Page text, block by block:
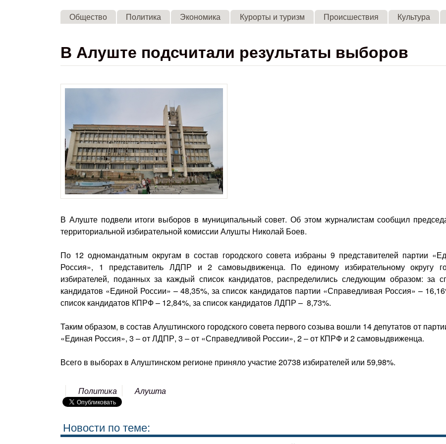
Skip to main content
Общество Политика Экономика Курорты и туризм Происшествия Культура
В Алуште подсчитали результаты выборов
В Алуште подвели итоги выборов в муниципальный совет. Об этом журналистам сообщил
территориальной избирательной комиссии Алушты Николай Боев.
По 12 одномандатным округам в состав городского совета избраны 9 представителей партии
Россия», 1 представитель ЛДПР и 2 самовыдвиженца. По единому избирательному округу
избирателей, поданных за каждый список кандидатов, распределились следующим образом: за
кандидатов «Единой России» – 48,35%, за список кандидатов партии «Справедливая Россия» –
список кандидатов КПРФ – 12,84%, за список кандидатов ЛДПР – 8,73%.
Таким образом, в состав Алуштинского городского совета первого созыва вошли 14 депутатов от
«Единая Россия», 3 – от ЛДПР, 3 – от «Справедливой России», 2 – от КПРФ и 2 самовыдвиженца.
Всего в выборах в Алуштинском регионе приняло участие 20738 избирателей или 59,98%.
Политика Алушта
Новости по теме: